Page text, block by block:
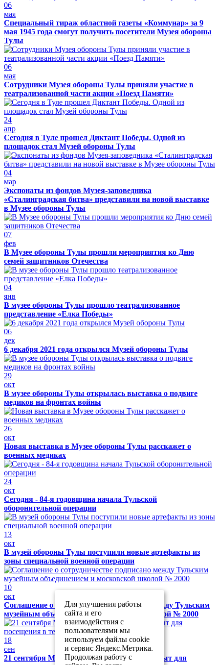
06
мая
Специальный тираж областной газеты «Коммунар» за 9
мая 1945 года смогут получить посетители Музея обороны
Тулы
06
мая
Сотрудники Музея обороны Тулы приняли участие в
театрализованной части акции «Поезд Памяти»
24
апр
Сегодня в Туле прошел Диктант Победы. Одной из
площадок стал Музей обороны Тулы
04
мар
Экспонаты из фондов Музея-заповедника
«Сталинградская битва» представили на новой выставке
в Музее обороны Тулы
07
фев
В Музее обороны Тулы прошли мероприятия ко Дню
семей защитников Отечества
04
янв
В музее обороны Тулы прошло театрализованное
представление «Елка Победы»
06
дек
6 декабря 2021 года открылся Музей обороны Тулы
29
окт
В музее обороны Тулы открылась выставка о подвиге
медиков на фронтах войны
26
окт
Новая выставка в Музее обороны Тулы расскажет о
военных медиках
24
окт
Сегодня - 84-я годовщина начала Тульской
оборонительной операции
13
окт
В музей обороны Тулы поступили новые артефакты из
зоны специальной военной операции
10
окт
Соглашение о сотрудничестве подписано между Тульским
музейным объединением и московской школой № 2000
18
сен
21 сентября Музей обороны Тулы будет закрыт для
Для улучшения работы
сайта и его
взаимодействия с
пользователями мы
используем файлы cookie
и сервис Яндекс.Метрика.
Продолжая работу с